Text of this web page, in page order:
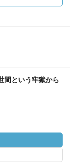
間という牢獄から